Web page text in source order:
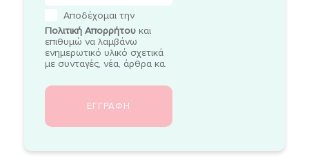
Αποδέχομαι την
Πολιτική Απορρήτου και
επιθυμώ να λαμβάνω
ενημερωτικό υλικό σχετικά
με συνταγές, νέα, άρθρα κα.